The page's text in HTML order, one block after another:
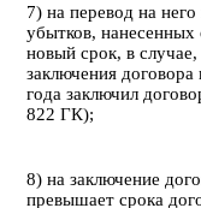
7) на перевод на
убытков, нанесенных
новый срок, в случае,
заключения
года заключил
822 ГК);
8) на заключение
превышает срока